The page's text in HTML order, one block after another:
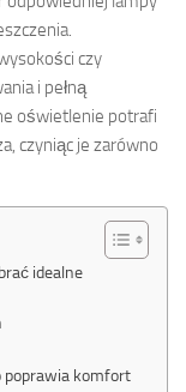
czy
i pełną
oświetlenie potrafi
czyniąc je zarówno
idealne
poprawia komfort